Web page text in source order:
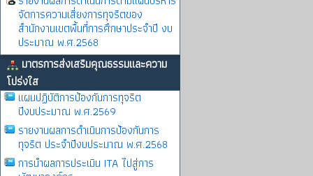
จัดการความเสี่ยงการทุจริตของ
สำนักงานเขตพื้นที่การศึกษาประจำปี งบ
ประมาณ พ.ศ.2568
มาตรการส่งเสริมคุณธรรมและความ
โปร่งใส
แผนปฏิบัติการป้องกันการทุจริต
ปีงบประมาณ พ.ศ.2569
รายงานผลการดําเนินการป้องกันการ
ทุจริต ประจําปีงบประมาณ พ.ศ.2568
การนำผลการประเมิน ITA ไปสู่การ